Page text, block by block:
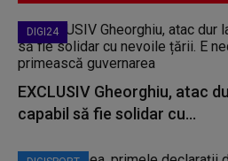
DIGI24
EXCLUSIV Gheorghiu, atac
capabil să fie solidar cu...